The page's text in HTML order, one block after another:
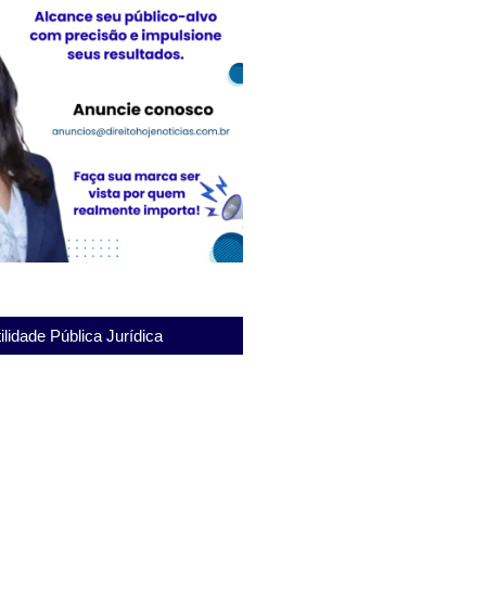
Pública Jurídica